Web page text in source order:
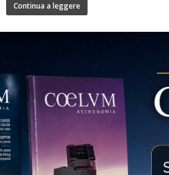
Continua a leggere